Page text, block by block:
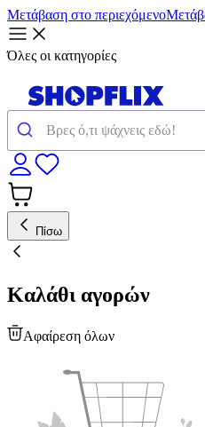
Μετάβαση στο περιεχόμενο
Όλες οι κατηγορίες
Πίσω
Καλάθι αγορών
Αφαίρεση όλων